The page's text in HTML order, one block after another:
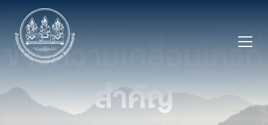
content
ข่าวความเคลื่อนไหวที่
สําคัญ